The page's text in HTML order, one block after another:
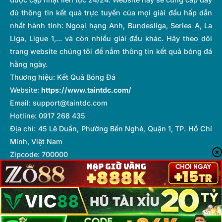
đủ thông tin kết quả trực tuyến của mọi giải đấu hấp dẫn
nhất hành tinh: Ngoại hạng Anh, Bundesliga, Series A, La
Liga, Ligue 1,... và còn nhiều giải đấu khác. Hãy theo dõi
trang website chúng tôi để nắm thông tin kết quả bóng đá
hằng ngày.
Thương hiệu: Kết Quả Bóng Đá
Website: https://www.taintdc.com/
Email: support@taintdc.com
Hotline: 0917 268 435
Địa chỉ: 45 Lê Duẩn, Phường Bến Nghé, Quận 1, TP. Hồ Chí
Minh, Việt Nam
Zipcode: 700000
Hashtags: #KQBĐ #KếtQuảBóngĐá #TySoTrucTiep
#KetQua #BongDaNhanh
Tổng biên tập:Hà Lê Cường